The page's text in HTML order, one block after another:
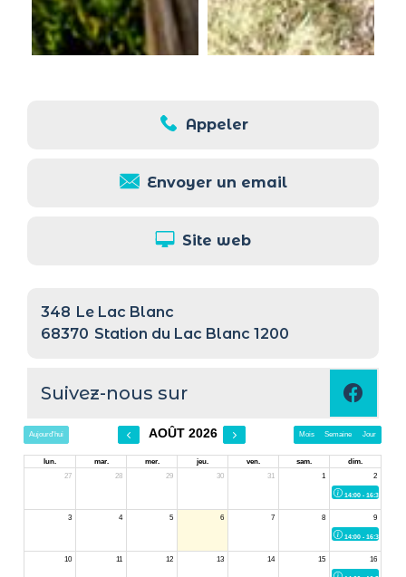
Appeler
Envoyer un email
Site web
348 Le Lac Blanc
68370 Station du Lac Blanc 1200
Suivez-nous sur